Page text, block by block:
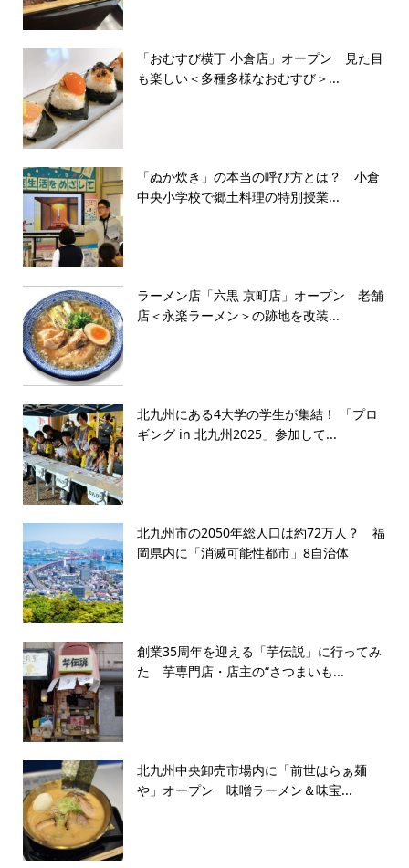
「おむすび横丁 小倉店」オープン 見た目
も楽しい＜多種多様なおむすび＞...
「ぬか炊き」の本当の呼び方とは？ 小倉
中央小学校で郷土料理の特別授業...
ラーメン店「六黒 京町店」オープン 老舗
店＜永楽ラーメン＞の跡地を改装...
北九州にある4大学の学生が集結！ 「プロ
ギング in 北九州2025」参加して...
北九州市の2050年総人口は約72万人？ 福
岡県内に「消滅可能性都市」8自治体
創業35周年を迎える「芋伝説」に行ってみ
た 芋専門店・店主の“さつまいも...
北九州中央卸売市場内に「前世はらぁ麺
や」オープン 味噌ラーメン＆味宝...